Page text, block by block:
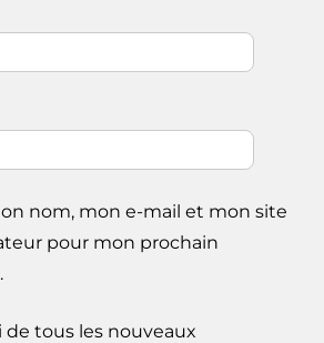
nom, mon e-mail et mon site
pour mon prochain
de tous les nouveaux